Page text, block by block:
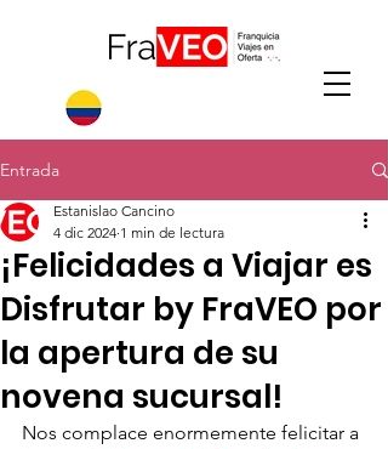
Entrada
¡Felicidades a Viajar es
Disfrutar by FraVEO por
la apertura de su
novena sucursal!
Estanislao Cancino
4 dic 2024 1 min de lectura
Nos complace enormemente felicitar a